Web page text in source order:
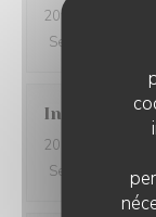
2026-07-30
Service
Ines
2026-07-26
-
Service